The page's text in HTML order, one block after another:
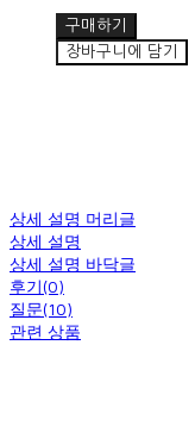
구매하기
장바구니에 담기
상세 설명 머리글
상세 설명
상세 설명 바닥글
후기(0)
질문(10)
관련 상품